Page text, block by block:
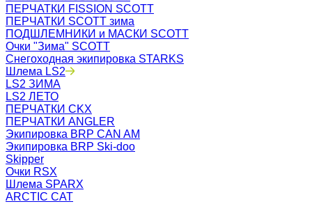
ПЕРЧАТКИ FISSION SCOTT
ПЕРЧАТКИ SCOTT зима
ПОДШЛЕМНИКИ и МАСКИ SCOTT
Очки "Зима" SCOTT
Снегоходная экипировка STARKS
Шлема LS2
LS2 ЗИМА
LS2 ЛЕТО
ПЕРЧАТКИ CKX
ПЕРЧАТКИ ANGLER
Экипировка BRP CAN AM
Экипировка BRP Ski-doo
Skipper
Очки RSX
Шлема SPARX
ARCTIC CAT